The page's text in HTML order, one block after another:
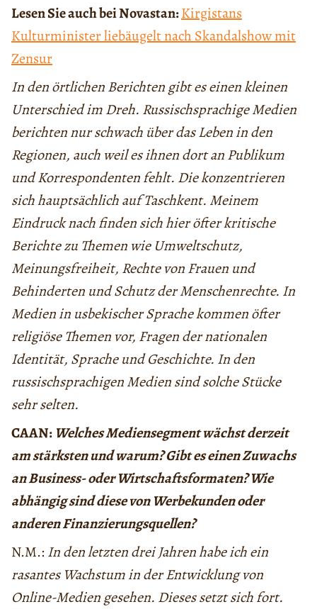
Lesen Sie auch bei Novastan:Kirgistans
Kulturminister liebäugelt nach Skandalshow mit
Zensur
In den örtlichen Berichten gibt es einen kleinen
Unterschied im Dreh. Russischsprachige Medien
berichten nur schwach über das Leben in den
Regionen, auch weil es ihnen dort an Publikum
und Korrespondenten fehlt. Die konzentrieren
sich hauptsächlich auf Taschkent. Meinem
Eindruck nach finden sich hier öfter kritische
Berichte zu Themen wie Umweltschutz,
Meinungsfreiheit, Rechte von Frauen und
Behinderten und Schutz der Menschenrechte. In
Medien in usbekischer Sprache kommen öfter
religiöse Themen vor, Fragen der nationalen
Identität, Sprache und Geschichte. In den
russischsprachigen Medien sind solche Stücke
sehr selten.
CAAN: Welches Mediensegment wächst derzeit
am stärksten und warum? Gibt es einen Zuwachs
an Business- oder Wirtschaftsformaten? Wie
abhängig sind diese von Werbekunden oder
anderen Finanzierungsquellen?
N.M.: In den letzten drei Jahren habe ich ein
rasantes Wachstum in der Entwicklung von
Online-Medien gesehen. Dieses setzt sich fort.